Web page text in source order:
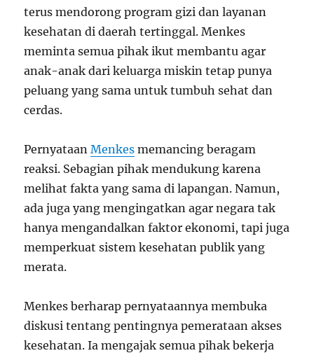
terus mendorong program gizi dan layanan
kesehatan di daerah tertinggal. Menkes
meminta semua pihak ikut membantu agar
anak-anak dari keluarga miskin tetap punya
peluang yang sama untuk tumbuh sehat dan
cerdas.
PernyataanMenkes memancing beragam
reaksi. Sebagian pihak mendukung karena
melihat fakta yang sama di lapangan. Namun,
ada juga yang mengingatkan agar negara tak
hanya mengandalkan faktor ekonomi, tapi juga
memperkuat sistem kesehatan publik yang
merata.
Menkes berharap pernyataannya membuka
diskusi tentang pentingnya pemerataan akses
kesehatan. Ia mengajak semua pihak bekerja